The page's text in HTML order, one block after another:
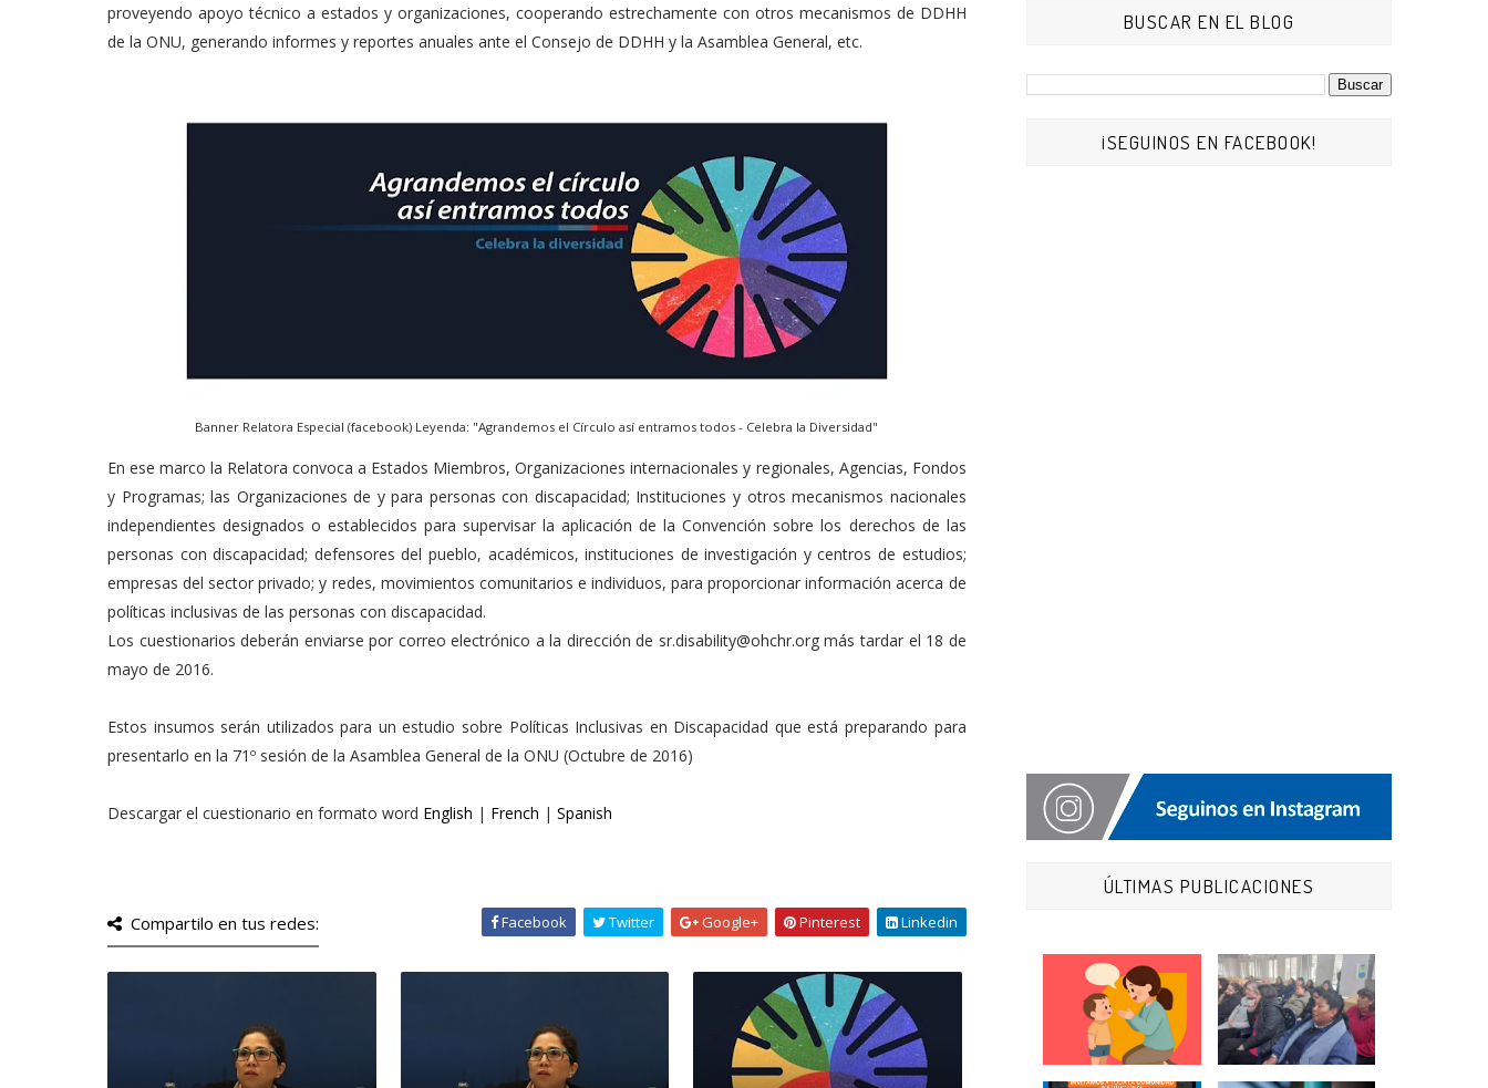
proveyendo apoyo técnico a estados y organizaciones, cooperando estrechamente con otros mecanismos de DDHH
de la ONU, generando informes y reportes anuales ante el Consejo de DDHH y la Asamblea General, etc.
Banner Relatora Especial (facebook) Leyenda: "Agrandemos el Círculo así entramos todos - Celebra la Diversidad"
En ese marco la Relatora convoca a Estados Miembros, Organizaciones internacionales y regionales, Agencias, Fondos
y Programas; las Organizaciones de y para personas con discapacidad; Instituciones y otros mecanismos nacionales
independientes designados o establecidos para supervisar la aplicación de la Convención sobre los derechos de las
personas con discapacidad; defensores del pueblo, académicos, instituciones de investigación y centros de estudios;
empresas del sector privado; y redes, movimientos comunitarios e individuos, para proporcionar información acerca de
políticas inclusivas de las personas con discapacidad.
Los cuestionarios deberán enviarse por correo electrónico a la dirección de sr.disability@ohchr.org más tardar el 18 de
mayo de 2016.
Estos insumos serán utilizados para un estudio sobre Políticas Inclusivas en Discapacidad que está preparando para
presentarlo en la 71º sesión de la Asamblea General de la ONU (Octubre de 2016)
Descargar el cuestionario en formato word English | French | Spanish
Compartilo en tus redes: Facebook Twitter Google+ Pinterest Linkedin
BUSCAR EN EL BLOG
¡SEGUINOS EN FACEBOOK!
ÚLTIMAS PUBLICACIONES